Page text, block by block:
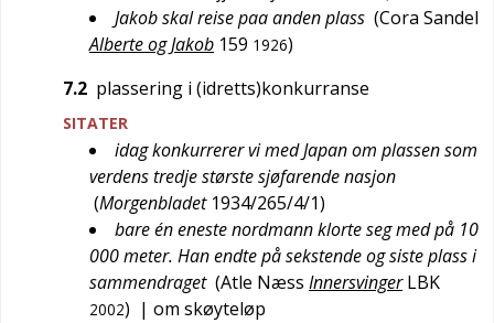
Jakob skal reise paa anden plass (Cora Sandel
Alberte og Jakob 159 1926)
7.2 plassering i (idretts)konkurranse
SITATER
idag konkurrerer vi med Japan om plassen som
verdens tredje største sjøfarende nasjon
(Morgenbladet 1934/265/4/1)
bare én eneste nordmann klorte seg med på 10
000 meter. Han endte på sekstende og siste plass i
sammendraget (Atle Næss Innersvinger LBK
2002) | om skøyteløp